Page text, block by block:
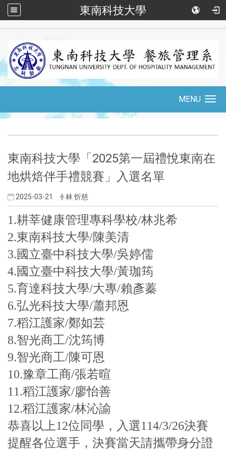
東南科技大學
navigation
MENU
東南科技大學「2025第一屆禮悅東南在
地烘焙伴手禮競賽」入選名單
2025-03-21 林 忻慈
1.耕莘健康管理專科學校/林兆希
​2.東南科技大學/陳美清
3.國立臺中科技大學/吳婷儒
4.國立臺中科技大學/黃珈筠
5.育達科技大學/大專/賴彥蓁
6.弘光科技大學/蕭邦恩
7.稻江護家/鄭如芸
8.智光商工/沈筠博
9.智光商工/陳可恩
10.豫章工商/張若暄
11.稻江護家/廖怡善
12.稻江護家/林沁諭
恭喜以上12位同學，入選114/3/26決賽
提醒各位選手，決賽當天請攜帶身分證